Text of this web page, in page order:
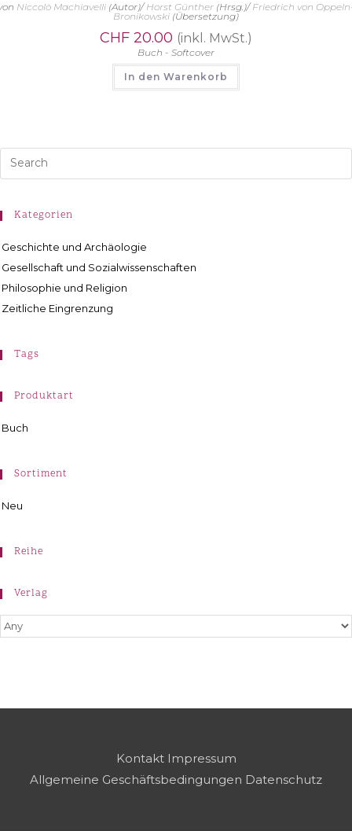
Niccolò Machiavelli (Autor)/Horst Günther (Hrsg.)/Friedrich von
Bronikowski (Übersetzung)
CHF 20.00 (inkl. MwSt.)
Buch - Softcover
In den Warenkorb
Kategorien
Geschichte und Archäologie
Gesellschaft und Sozialwissenschaften
Philosophie und Religion
Zeitliche Eingrenzung
Tags
Produktart
Buch
Sortiment
Neu
Reihe
Verlag
Kontakt Impressum
Allgemeine Geschäftsbedingungen Datenschutz